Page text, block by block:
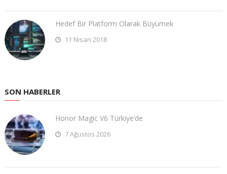
Hedef Bir Platform Olarak Büyümek
11 Nisan 2018
SON HABERLER
Honor Magic V6 Türkiye’de
7 Ağustos 2026